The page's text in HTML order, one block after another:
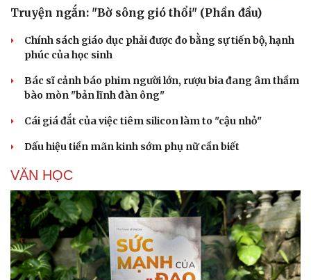
Truyện ngắn: "Bờ sông gió thổi" (Phần đầu)
Chính sách giáo dục phải được đo bằng sự tiến bộ, hạnh
phúc của học sinh
Bác sĩ cảnh báo phim người lớn, rượu bia đang âm thầm
bào mòn "bản lĩnh đàn ông"
Cái giá đắt của việc tiêm silicon làm to "cậu nhỏ"
Dấu hiệu tiền mãn kinh sớm phụ nữ cần biết
VĂN HỌC